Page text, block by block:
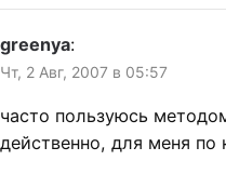
greenya:
Чт, 2 Авг, 2007 в 05:57
часто пользуюсь
действенно, для меня по